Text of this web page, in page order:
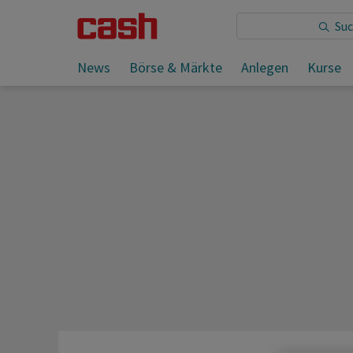
News Börse & Märkte Anlegen Kurse
Sie lesen: